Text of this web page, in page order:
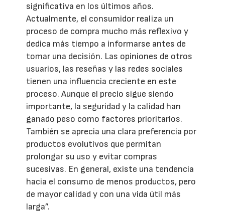
significativa en los últimos años.
Actualmente, el consumidor realiza un
proceso de compra mucho más reflexivo y
dedica más tiempo a informarse antes de
tomar una decisión. Las opiniones de otros
usuarios, las reseñas y las redes sociales
tienen una influencia creciente en este
proceso. Aunque el precio sigue siendo
importante, la seguridad y la calidad han
ganado peso como factores prioritarios.
También se aprecia una clara preferencia por
productos evolutivos que permitan
prolongar su uso y evitar compras
sucesivas. En general, existe una tendencia
hacia el consumo de menos productos, pero
de mayor calidad y con una vida útil más
larga”.